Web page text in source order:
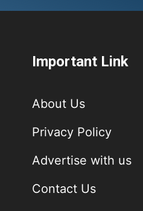
Important Link
About Us
Privacy Policy
Advertise with us
Contact Us